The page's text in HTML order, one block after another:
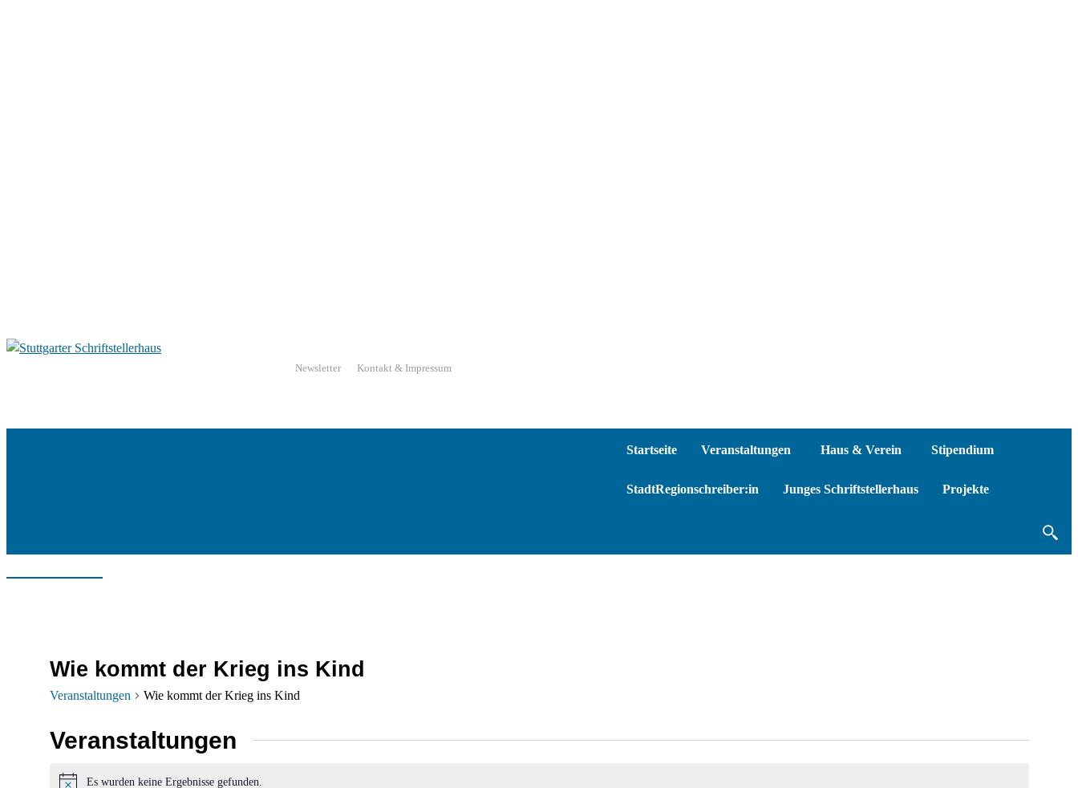
Newsletter Kontakt & Impressum
Startseite Veranstaltungen Haus & Verein Stipendium
StadtRegionschreiber:in Junges Schriftstellerhaus Projekte
Wie kommt der Krieg ins Kind
Veranstaltungen Wie kommt der Krieg ins Kind
Veranstaltungen
Es wurden keine Ergebnisse gefunden.